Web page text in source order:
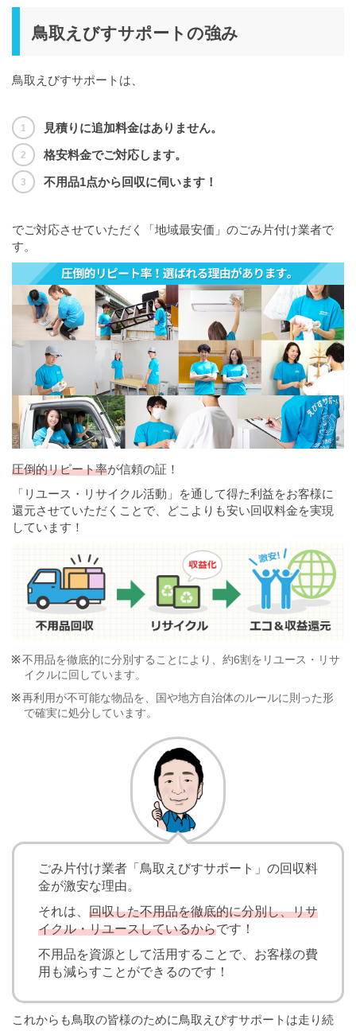
鳥取えびすサポートの強み
鳥取えびすサポートは、
見積りに追加料金はありません。
格安料金でご対応します。
不用品1点から回収に伺います！
でご対応させていただく「地域最安価」のごみ片付け業者で
す。
圧倒的リピート率が信頼の証！
「リユース・リサイクル活動」を通して得た利益をお客様に
還元させていただくことで、どこよりも安い回収料金を実現
しています！
不用品を徹底的に分別することにより、約6割をリユース・リサ
イクルに回しています。
再利用が不可能な物品を、国や地方自治体のルールに則った形
で確実に処分しています。
ごみ片付け業者「鳥取えびすサポート」の回収料
金が激安な理由。
それは、 回収した不用品を徹底的に分別し、リサ
イクル・リユースしているからです！
不用品を資源として活用することで、お客様の費
用も減らすことができるのです！
これからも鳥取の皆様のために鳥取えびすサポートは走り続